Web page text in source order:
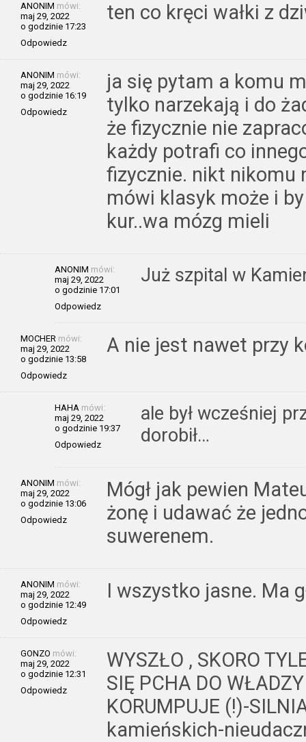
ANONIM mówi:
maj 29, 2022
o godzinie 17:23
Odpowiedz
ten co kręci wałki z
ANONIM mówi:
maj 29, 2022
o godzinie 16:19
Odpowiedz
ja się pytam a komu
tylko narzekają i do
że fizycznie nie
każdy potrafi co
fizycznie. nikt nikomu
mówi klasyk może i
kur..wa mózg mieli
ANONIM mówi:
maj 29, 2022
o godzinie 17:01
Odpowiedz
Już szpital w
MOCHER mówi:
maj 29, 2022
o godzinie 13:58
Odpowiedz
A nie jest nawet przy
HAHA mówi:
maj 29, 2022
o godzinie 19:37
Odpowiedz
ale był wcześniej
dorobił…
ANONIM mówi:
maj 29, 2022
o godzinie 13:06
Odpowiedz
Mógł jak pewien
żonę i udawać że
suwerenem.
ANONIM mówi:
maj 29, 2022
o godzinie 12:49
Odpowiedz
I wszystko jasne. Ma
GONZO mówi:
maj 29, 2022
o godzinie 12:31
Odpowiedz
WYSZŁO , SKORO
SIĘ PCHA DO
KORUMPUJE (!)-
kamieńskich-